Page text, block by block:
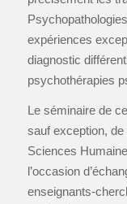
expériences
diagnostic
psychothérapies
Le séminaire de
sauf exception,
Sciences
l’occasion
enseignants-